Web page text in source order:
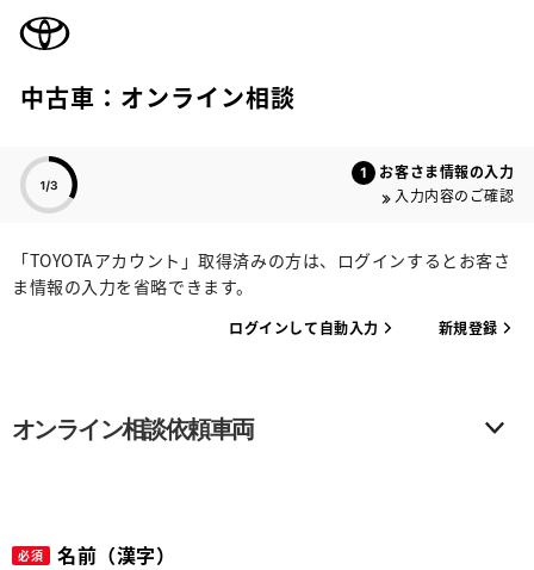
中古車：オンライン相談
お客さま情報の入力
入力内容のご確認
「TOYOTAアカウント」取得済みの方は、ログインするとお客さ
ま情報の入力を省略できます。
ログインして自動入力 新規登録
オンライン相談依頼車両
必須 名前（漢字）